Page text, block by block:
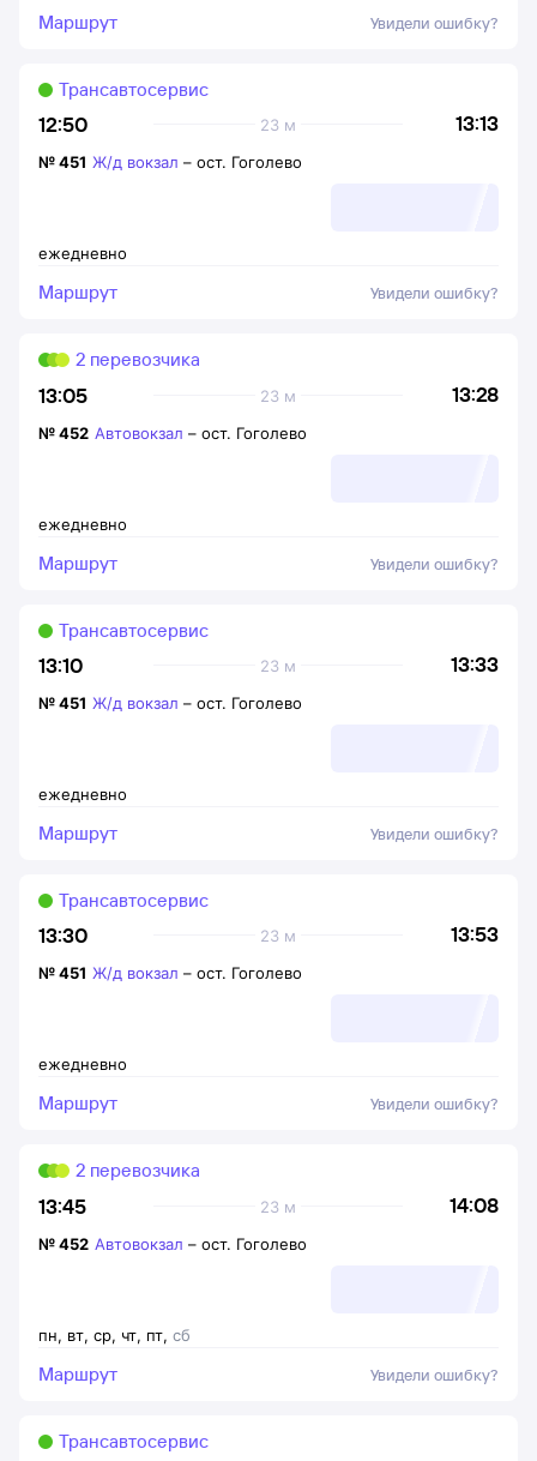
Маршрут Увидели ошибку?
12:50 13:13
23 м
Трансавтосервис
ежедневно
№451 Ж/д вокзал – ост. Гоголево
Маршрут Увидели ошибку?
13:05 13:28
23 м
2 перевозчика
ежедневно
№452 Автовокзал – ост. Гоголево
Маршрут Увидели ошибку?
13:10 13:33
23 м
Трансавтосервис
ежедневно
№451 Ж/д вокзал – ост. Гоголево
Маршрут Увидели ошибку?
13:30 13:53
23 м
Трансавтосервис
ежедневно
№451 Ж/д вокзал – ост. Гоголево
Маршрут Увидели ошибку?
13:45 14:08
23 м
2 перевозчика
пн, вт, ср, чт, пт, сб
№452 Автовокзал – ост. Гоголево
Маршрут Увидели ошибку?
Трансавтосервис